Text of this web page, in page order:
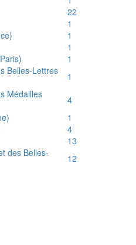
22
1
1
1
1
Belles-Lettres
1
Médailles
4
1
4
13
des Belles-
12